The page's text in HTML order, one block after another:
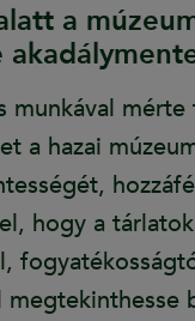
a
munkával
a hazai
hogy a